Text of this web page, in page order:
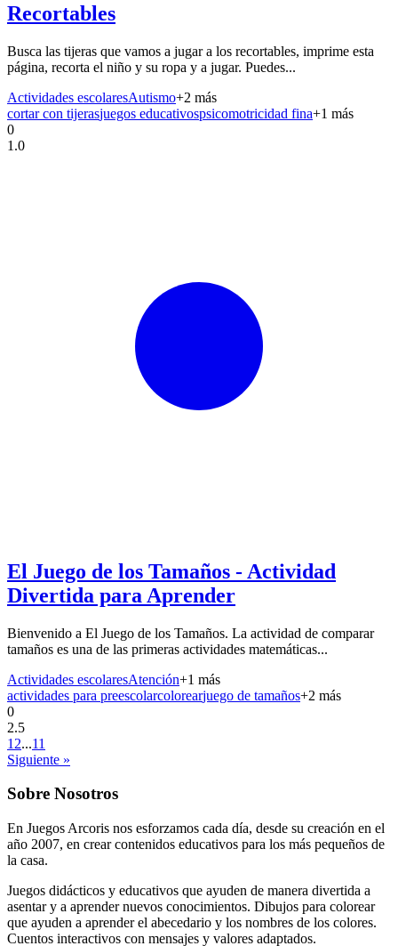
Recortables
Busca las tijeras que vamos a jugar a los recortables, imprime esta
página, recorta el niño y su ropa y a jugar. Puedes...
Actividades escolaresAutismo+2 más
cortar con tijerasjuegos educativospsicomotricidad fina+1 más
0
1.0
El Juego de los Tamaños - Actividad
Divertida para Aprender
Bienvenido a El Juego de los Tamaños. La actividad de comparar
tamaños es una de las primeras actividades matemáticas...
Actividades escolaresAtención+1 más
actividades para preescolarcolorearjuego de tamaños+2 más
0
2.5
1 2...11
Siguiente »
Sobre Nosotros
En Juegos Arcoris nos esforzamos cada día, desde su creación en el
año 2007, en crear contenidos educativos para los más pequeños de
la casa.
Juegos didácticos y educativos que ayuden de manera divertida a
asentar y a aprender nuevos conocimientos. Dibujos para colorear
que ayuden a aprender el abecedario y los nombres de los colores.
Cuentos interactivos con mensajes y valores adaptados.